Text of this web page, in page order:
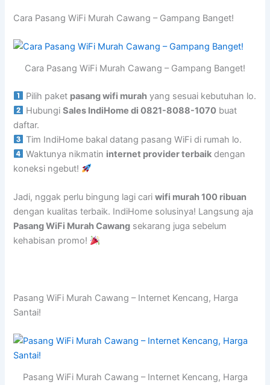
Cara Pasang WiFi Murah Cawang – Gampang Banget!
Cara Pasang WiFi Murah Cawang – Gampang Banget!
Pilih paket pasang wifi murah yang sesuai kebutuhan lo.
HubungiSales IndiHome di 0821-8088-1070 buat
daftar.
Tim IndiHome bakal datang pasang WiFi di rumah lo.
Waktunya nikmatin internet provider terbaik dengan
koneksi ngebut!
Jadi, nggak perlu bingung lagi cariwifi murah 100 ribuan
dengan kualitas terbaik. IndiHome solusinya! Langsung aja
Pasang WiFi Murah Cawang sekarang juga sebelum
kehabisan promo!
Pasang WiFi Murah Cawang – Internet Kencang, Harga
Santai!
Pasang WiFi Murah Cawang – Internet Kencang, Harga